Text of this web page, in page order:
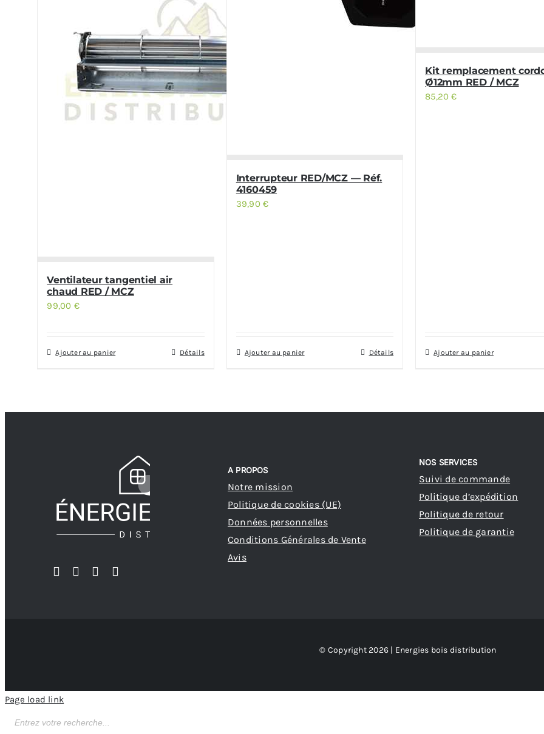
Ventilateur tangentiel air
chaud RED / MCZ
99,00 €
Ajouter au panier Détails
Interrupteur RED/MCZ — Réf.
4160459
39,90€
Ajouter au panier Détails
Kit remplacement
Ø12mm RED / MCZ
85,20€
Ajouter au panier
A PROPOS
Notre mission
Politique de cookies (UE)
Données personnelles
Conditions Générales de Vente
Avis
NOS SERVICES
Suivi de commande
Politique d’expédition
Politique de retour
Politique de garantie
© Copyright 2026 | Energies bois distribution
Page load link
de